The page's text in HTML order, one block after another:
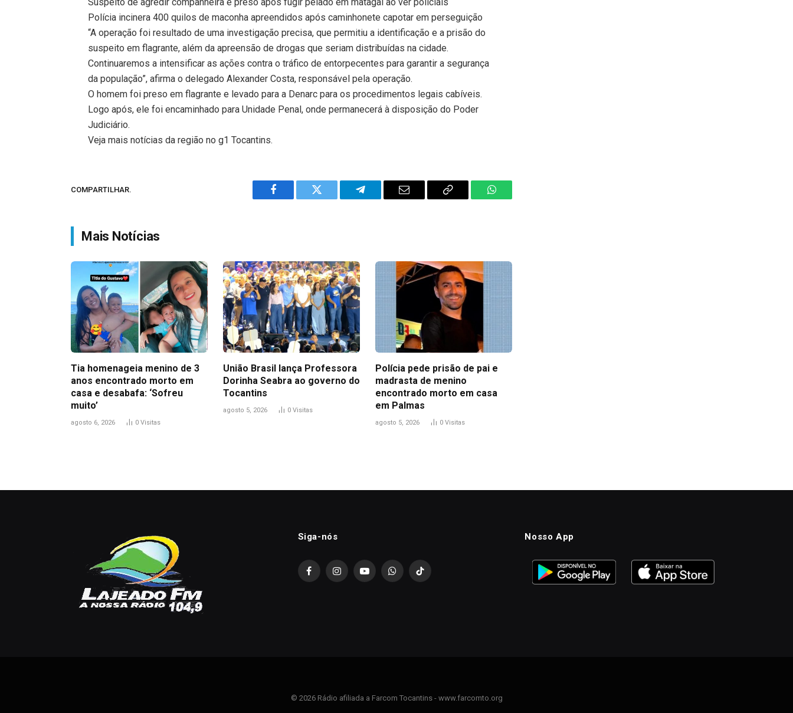
Polícia incinera 400 quilos de maconha apreendidos após caminhonete capotar em perseguição
“A operação foi resultado de uma investigação precisa, que permitiu a identificação e a prisão do
suspeito em flagrante, além da apreensão de drogas que seriam distribuídas na cidade.
Continuaremos a intensificar as ações contra o tráfico de entorpecentes para garantir a segurança
da população”, afirma o delegado Alexander Costa, responsável pela operação.
O homem foi preso em flagrante e levado para a Denarc para os procedimentos legais cabíveis.
Logo após, ele foi encaminhado para Unidade Penal, onde permanecerá à disposição do Poder
Judiciário.
Veja mais notícias da região no g1 Tocantins.
COMPARTILHAR.
Facebook Twitter Telegram Email
Copy
WhatsApp
Mais Notícias
Tia homenageia menino de 3
anos encontrado morto em
casa e desabafa: ‘Sofreu
muito’
agosto 6, 2026 0 Visitas
União Brasil lança Professora
Dorinha Seabra ao governo do
Tocantins
agosto 5, 2026 0 Visitas
Polícia pede prisão de pai e
madrasta de menino
encontrado morto em casa
em Palmas
agosto 5, 2026 0 Visitas
Siga-nós
FacebookInstagramYouTubeWhatsAppTikTok
Nosso App
© 2026 Rádio afiliada a Farcom Tocantins - www.farcomto.org